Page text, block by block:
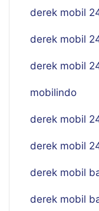
derek mobil
derek mobil
derek mobil
mobilindo
derek mobil
derek mobil
derek mobil
derek mobil